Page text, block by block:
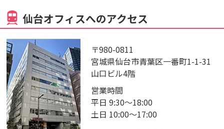
仙台オフィスへのアクセス
〒980-0811
宮城県仙台市青葉区一番町1-1-31
山口ビル4階
営業時間
平日 9:30～18:00
土日 10:00～17:00